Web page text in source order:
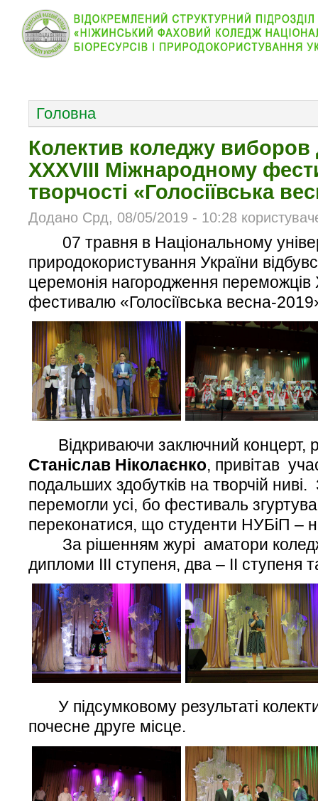
Головна
Колектив коледжу виборов
XXXVIII Міжнародному
творчості «Голосіївська
Додано Срд, 08/05/2019 - 10:28
07 травня в Національному
природокористування України
церемонія нагородження переможців
фестивалю «Голосіївська весна-
Відкриваючи заключний концерт,
Станіслав Ніколаєнко, привітав
подальших здобутків на творчій
перемогли усі, бо фестиваль
переконатися, що студенти НУБіП –
За рішенням журі аматори
дипломи ІІІ ступеня, два – ІІ ступеня
У підсумковому результаті
почесне друге місце.